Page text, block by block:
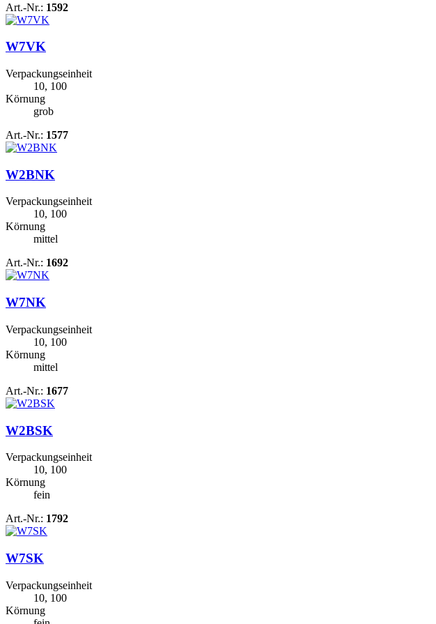
Art.-Nr.: 1592
W7VK
Verpackungseinheit
10, 100
Körnung
grob
Art.-Nr.: 1577
W2BNK
Verpackungseinheit
10, 100
Körnung
mittel
Art.-Nr.: 1692
W7NK
Verpackungseinheit
10, 100
Körnung
mittel
Art.-Nr.: 1677
W2BSK
Verpackungseinheit
10, 100
Körnung
fein
Art.-Nr.: 1792
W7SK
Verpackungseinheit
10, 100
Körnung